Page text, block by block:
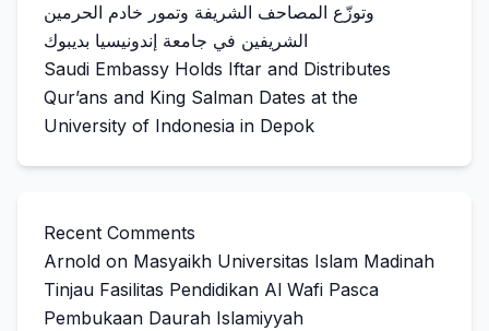
وتوزّع المصاحف الشريفة وتمور خادم الحرمين
الشريفين في جامعة إندونيسيا بديبوك
Saudi Embassy Holds Iftar and Distributes
Qur’ans and King Salman Dates at the
University of Indonesia in Depok
Recent Comments
Arnold on Masyaikh Universitas Islam Madinah
Tinjau Fasilitas Pendidikan Al Wafi Pasca
Pembukaan Daurah Islamiyyah